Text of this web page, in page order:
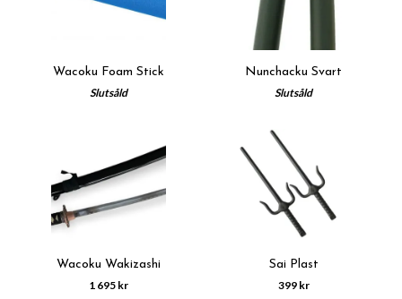
Wacoku Foam Stick
Slutsåld
Nunchacku Svart
Slutsåld
Wacoku Wakizashi
1 695 kr
Sai Plast
399 kr